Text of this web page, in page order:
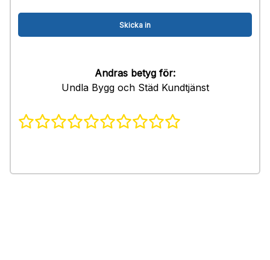
Andras betyg för:
Undla Bygg och Städ Kundtjänst